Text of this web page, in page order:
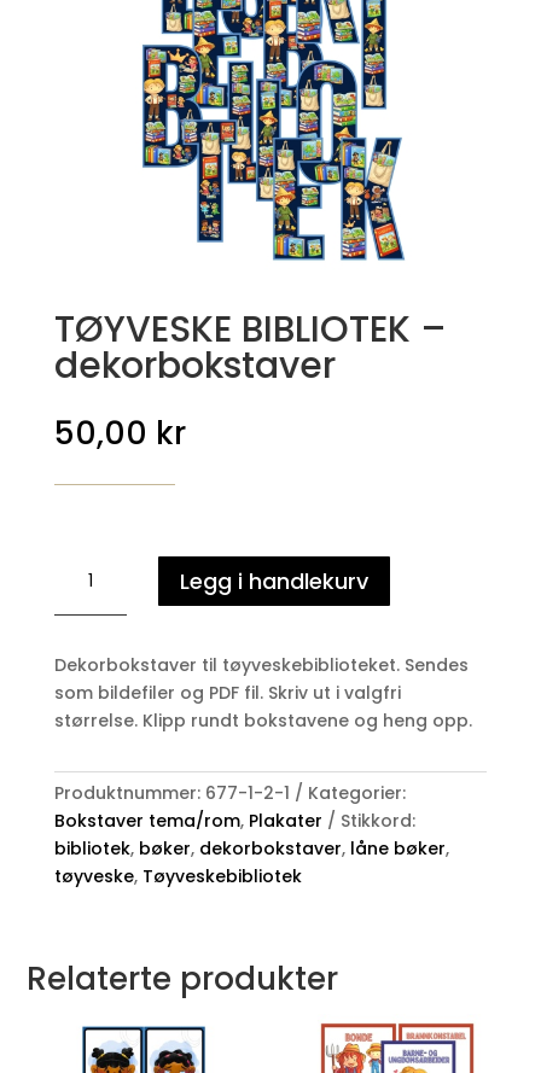
TØYVESKE BIBLIOTEK –
dekorbokstaver
50,00 kr
BIBLIOTEK
-
antall
Legg i handlekurv
Dekorbokstaver til tøyveskebiblioteket. Sendes
som bildefiler og PDF fil. Skriv ut i valgfri
størrelse. Klipp rundt bokstavene og heng opp.
Produktnummer: 677-1-2-1
Kategorier:
Bokstaver tema/rom, Plakater
Stikkord:
bibliotek, bøker, dekorbokstaver, låne bøker,
tøyveske, Tøyveskebibliotek
Relaterte produkter